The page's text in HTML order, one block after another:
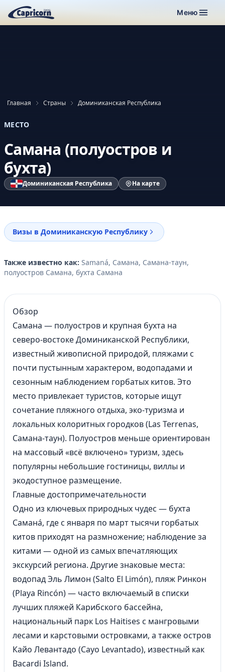
Меню
Главная Страны Доминиканская Республика
МЕСТО
Самана (полуостров и
бухта)
Доминиканская Республика На карте
Визы в Доминиканскую Республику
Также известно как: Samaná, Самана, Самана-таун,
полуостров Самана, бухта Самана
Обзор
Самана — полуостров и крупная бухта на
северо‑востоке Доминиканской Республики,
известный живописной природой, пляжами с
почти пустынным характером, водопадами и
сезонным наблюдением горбатых китов. Это
место привлекает туристов, которые ищут
сочетание пляжного отдыха, эко‑туризма и
локальных колоритных городков (Las Terrenas,
Самана‑таун). Полуостров меньше ориентирован
на массовый «всё включено» туризм, здесь
популярны небольшие гостиницы, виллы и
экодоступное размещение.
Главные достопримечательности
Одно из ключевых природных чудес — бухта
Саманá, где с января по март тысячи горбатых
китов приходят на размножение; наблюдение за
китами — одной из самых впечатляющих
экскурсий региона. Другие знаковые места:
водопад Эль Лимон (Salto El Limón), пляж Ринкон
(Playa Rincón) — часто включаемый в списки
лучших пляжей Карибского бассейна,
национальный парк Los Haitises с мангровыми
лесами и карстовыми островками, а также остров
Кайо Левантадо (Cayo Levantado), известный как
Bacardi Island.